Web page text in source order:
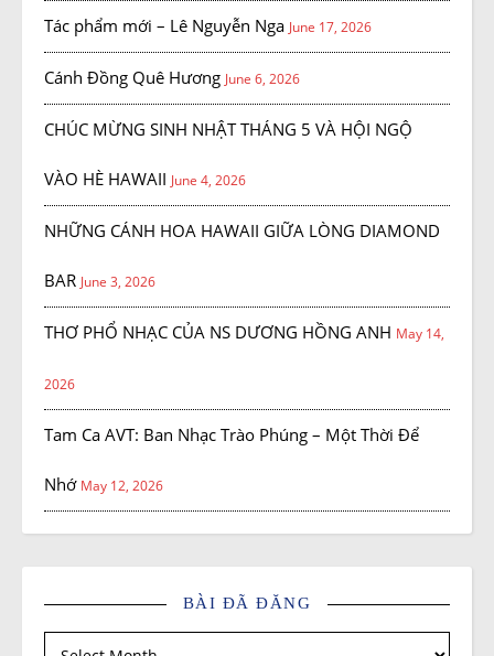
Tác phẩm mới – Lê Nguyễn Nga June 17, 2026
Cánh Đồng Quê Hương June 6, 2026
CHÚC MỪNG SINH NHẬT THÁNG 5 VÀ HỘI NGỘ
VÀO HÈ HAWAII June 4, 2026
NHỮNG CÁNH HOA HAWAII GIỮA LÒNG DIAMOND
BAR June 3, 2026
THƠ PHỔ NHẠC CỦA NS DƯƠNG HỒNG ANH May 14,
2026
Tam Ca AVT: Ban Nhạc Trào Phúng – Một Thời Để
Nhớ May 12, 2026
BÀI ĐÃ ĐĂNG
Bài đã đăng